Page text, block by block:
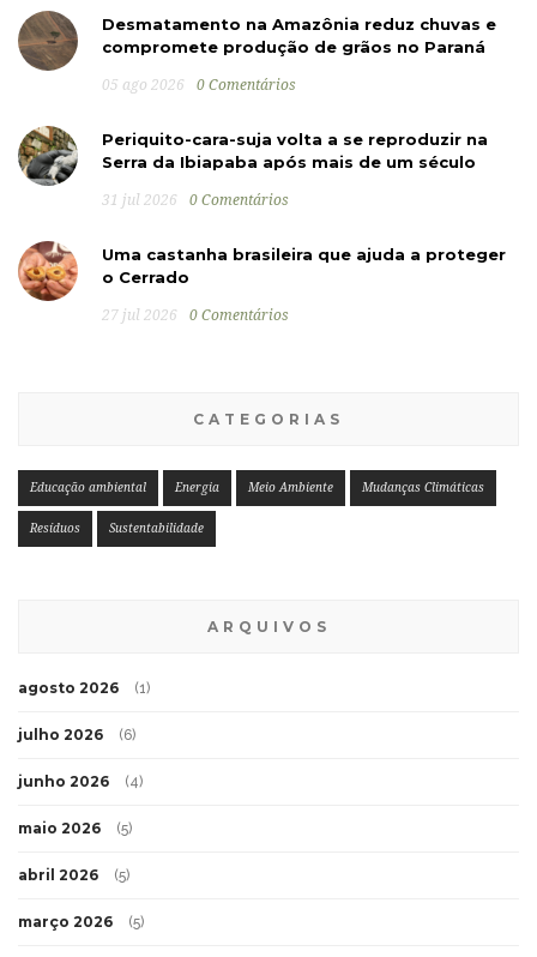
Desmatamento na Amazônia reduz chuvas e
compromete produção de grãos no Paraná
05 ago 2026 0 Comentários
Periquito-cara-suja volta a se reproduzir na
Serra da Ibiapaba após mais de um século
31 jul 2026 0 Comentários
Uma castanha brasileira que ajuda a proteger
o Cerrado
27 jul 2026 0 Comentários
CATEGORIAS
Educação ambiental Energia Meio Ambiente Mudanças Climáticas
Resíduos Sustentabilidade
ARQUIVOS
agosto 2026 (1)
julho 2026 (6)
junho 2026 (4)
maio 2026 (5)
abril 2026 (5)
março 2026 (5)